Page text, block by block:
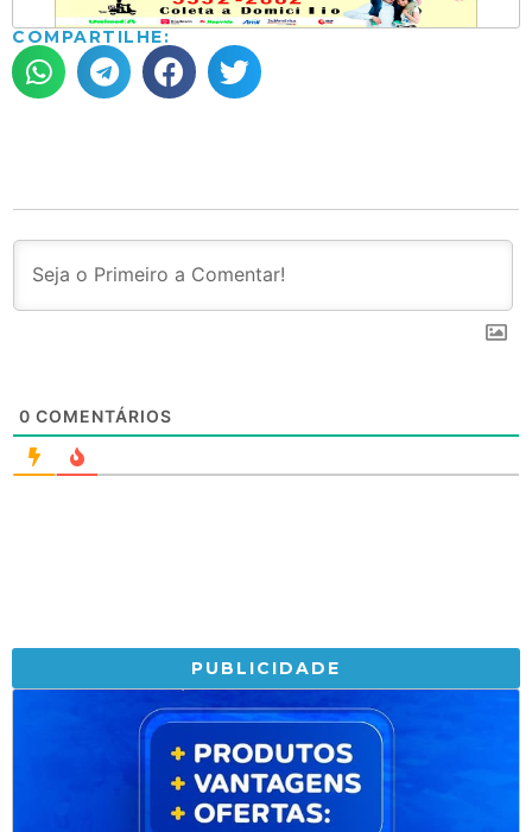
COMPARTILHE:
0 COMENTÁRIOS
PUBLICIDADE